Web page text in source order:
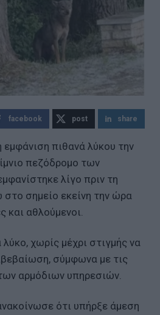
facebook post share
εμφάνιση πιθανά λύκου την
πεζόδρομο των
λίγο πριν τη
σημείο εκείνη την ώρα
και αθλούμενοι.
χωρίς μέχρι στιγμής να
σύμφωνα με τις
αρμόδιων υπηρεσιών.
ότι υπήρξε άμεση